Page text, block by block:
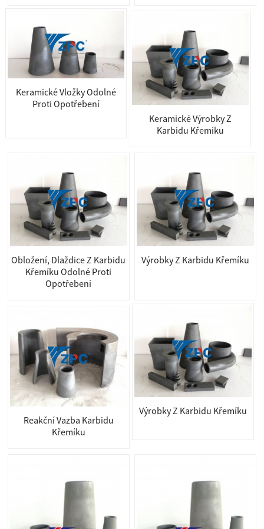
Keramické Vložky Odolné
Proti Opotřebení
Keramické Výrobky Z
Karbidu Křemíku
Obložení, Dlaždice Z Karbidu
Křemíku Odolné Proti
Opotřebení
Výrobky Z Karbidu Křemíku
Reakční Vazba Karbidu
Křemíku
Výrobky Z Karbidu Křemíku